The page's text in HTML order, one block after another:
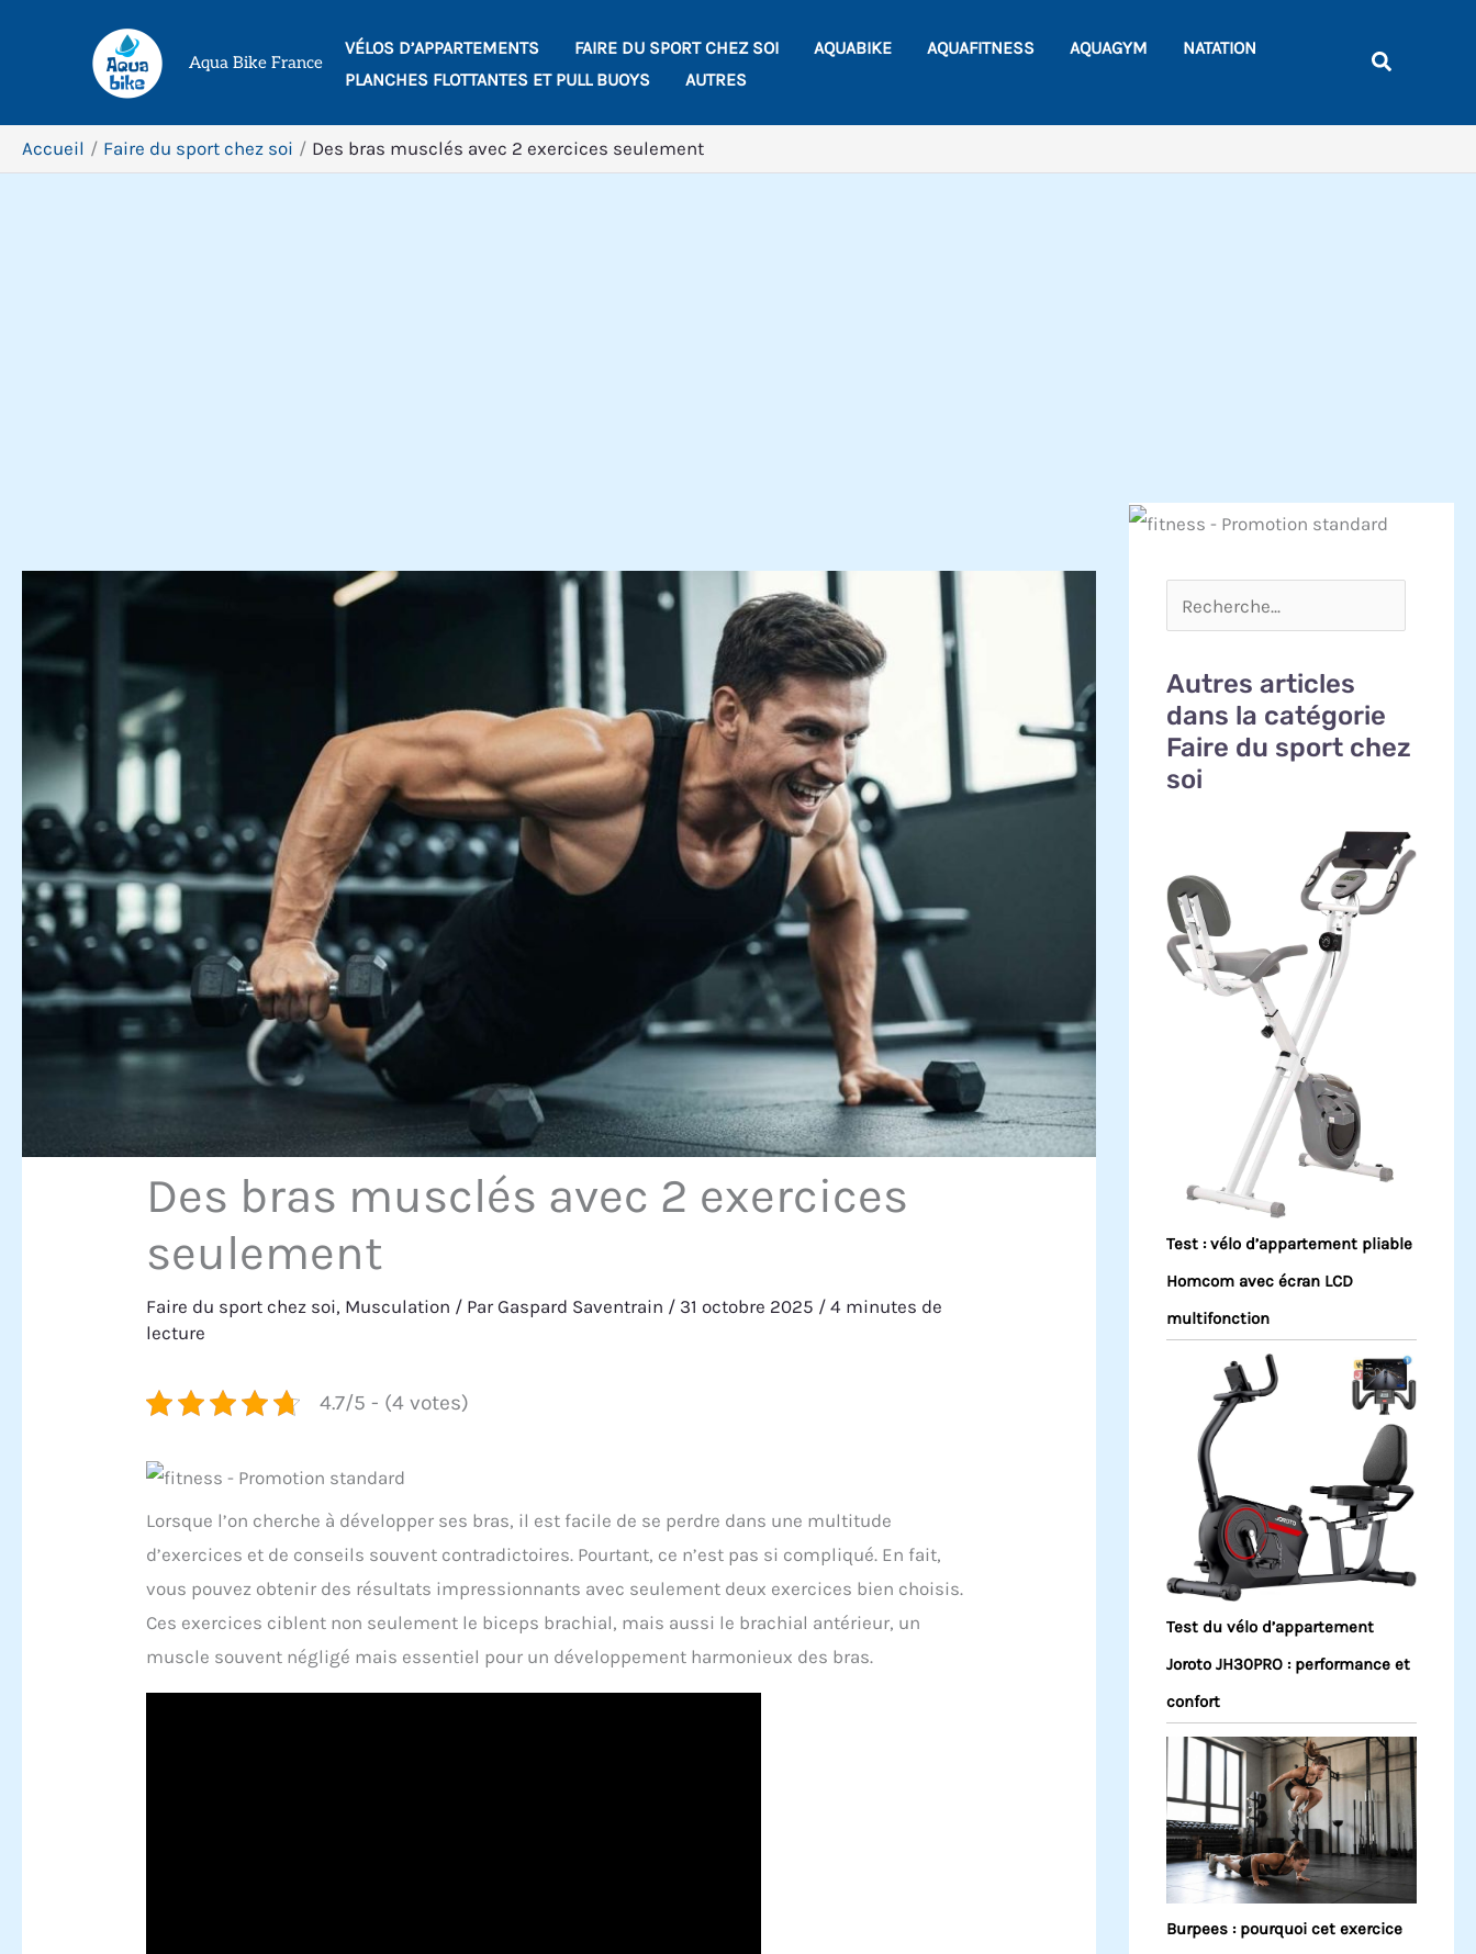
Aqua Bike France
VÉLOS D’APPARTEMENTS FAIRE DU SPORT CHEZ SOI AQUABIKE AQUAFITNESS AQUAGYM
NATATION
PLANCHES FLOTTANTES ET PULL BUOYS
AUTRES
Accueil Faire du sport chez soi Des bras musclés avec 2 exercices seulement
Des bras musclés avec 2 exercices
seulement
Faire du sport chez soi, Musculation / ParGaspard Saventrain / 31 octobre 2025 /4 minutes de
lecture
4.7/5 - (4 votes)
Lorsque l’on cherche à développer ses bras, il est facile de se perdre dans une multitude
d’exercices et de conseils souvent contradictoires. Pourtant, ce n’est pas si compliqué. En fait,
vous pouvez obtenir des résultats impressionnants avec seulement deux exercices bien choisis.
Ces exercices ciblent non seulement le biceps brachial, mais aussi le brachial antérieur, un
muscle souvent négligé mais essentiel pour un développement harmonieux des bras.
Autres articles
dans la catégorie
Faire du sport chez
soi
Test : vélo d’appartement pliable
Homcom avec écran LCD
multifonction
Test du vélo d’appartement
Joroto JH30PRO : performance et
confort
Burpees : pourquoi cet exercice